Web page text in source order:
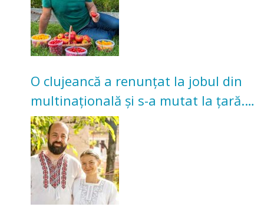
O clujeancă a renunțat la jobul din
multinațională și s-a mutat la țară.
Acum cultivă legume în grădina
bunicilor